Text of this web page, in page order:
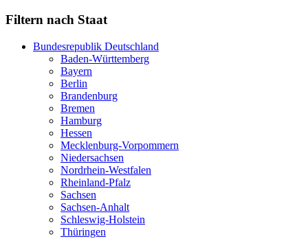
Filtern nach Staat
Bundesrepublik Deutschland
Baden-Württemberg
Bayern
Berlin
Brandenburg
Bremen
Hamburg
Hessen
Mecklenburg-Vorpommern
Niedersachsen
Nordrhein-Westfalen
Rheinland-Pfalz
Sachsen
Sachsen-Anhalt
Schleswig-Holstein
Thüringen